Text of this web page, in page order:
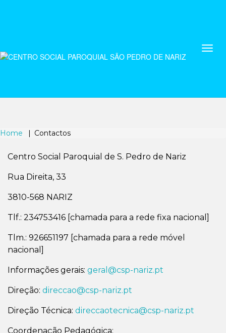
Home Contactos
Centro Social Paroquial de S. Pedro de Nariz
Rua Direita, 33
3810-568 NARIZ
Tlf.: 234753416 [chamada para a rede fixa nacional]
Tlm.: 926651197 [chamada para a rede móvel
nacional]
Informações gerais: geral@csp-nariz.pt
Direção: direccao@csp-nariz.pt
Direção Técnica: direccaotecnica@csp-nariz.pt
Coordenação Pedagógica: